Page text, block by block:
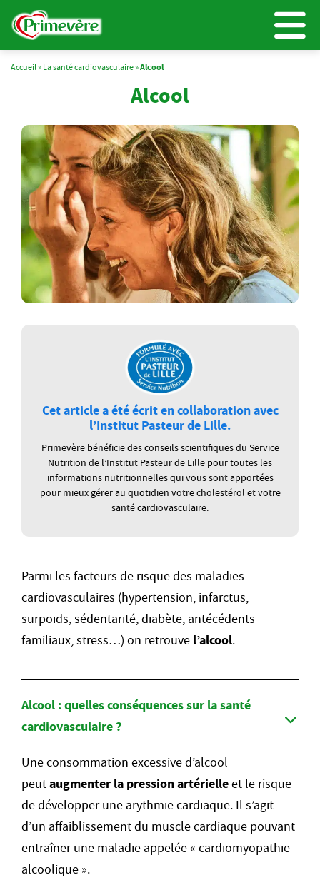
Accueil» La santé cardiovasculaire»Alcool
Alcool
Cet article a été écrit en collaboration avec
l’Institut Pasteur de Lille.
Primevère bénéficie des conseils scientifiques du Service
Nutrition de l’Institut Pasteur de Lille pour toutes les
informations nutritionnelles qui vous sont apportées
pour mieux gérer au quotidien votre cholestérol et votre
santé cardiovasculaire.
Parmi les facteurs de risque des maladies
cardiovasculaires (hypertension, infarctus,
surpoids, sédentarité, diabète, antécédents
familiaux, stress…) on retrouve l’alcool.
Alcool : quelles conséquences sur la santé
cardiovasculaire ?
Une consommation excessive d’alcool
peutaugmenter la pression artérielleet le risque
de développer une arythmie cardiaque. Il s’agit
d’un affaiblissement du muscle cardiaque pouvant
entraîner une maladie appelée « cardiomyopathie
alcoolique ».